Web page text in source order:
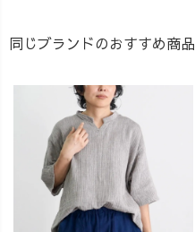
同じブランドのおすすめ商品